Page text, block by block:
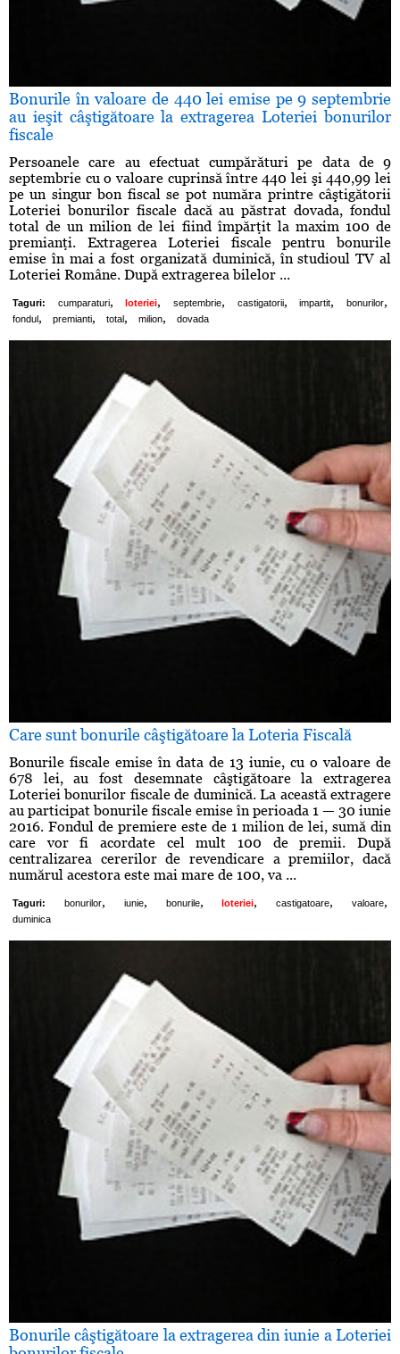
Bonurile în valoare de 440 lei emise pe 9 septembrie
au ieşit câştigătoare la extragerea Loteriei bonurilor
fiscale
Persoanele care au efectuat cumpărături pe data de 9
septembrie cu o valoare cuprinsă între 440 lei şi 440,99 lei
pe un singur bon fiscal se pot număra printre câştigătorii
Loteriei bonurilor fiscale dacă au păstrat dovada, fondul
total de un milion de lei fiind împărţit la maxim 100 de
premianţi. Extragerea Loteriei fiscale pentru bonurile
emise în mai a fost organizată duminică, în studioul TV al
Loteriei Române. După extragerea bilelor ...
Taguri: cumparaturi, loteriei, septembrie, castigatorii, impartit, bonurilor,
fondul , premianti, total , milion, dovada
Care sunt bonurile câştigătoare la Loteria Fiscală
Bonurile fiscale emise în data de 13 iunie, cu o valoare de
678 lei, au fost desemnate câştigătoare la extragerea
Loteriei bonurilor fiscale de duminică. La această extragere
au participat bonurile fiscale emise în perioada 1 — 30 iunie
2016. Fondul de premiere este de 1 milion de lei, sumă din
care vor fi acordate cel mult 100 de premii. După
centralizarea cererilor de revendicare a premiilor, dacă
numărul acestora este mai mare de 100, va ...
Taguri: bonurilor, iunie, bonurile, loteriei, castigatoare, valoare,
duminica
Bonurile câştigătoare la extragerea din iunie a Loteriei